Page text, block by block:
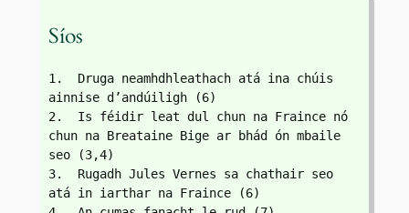
Síos
1.  Druga neamhdhleathach atá ina chúis
ainnise d’andúiligh (6)
2.  Is féidir leat dul chun na Fraince nó
chun na Breataine Bige ar bhád ón mbaile
seo (3,4)
3.  Rugadh Jules Vernes sa chathair seo
atá in iarthar na Fraince (6)